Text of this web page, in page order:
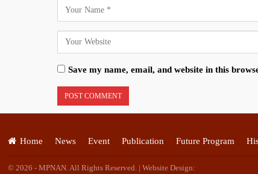
Save my name, email, and website in this
Home News Event Publication Future Program
© 2026 - MPNAN. All Rights Reserved. | Website Design: